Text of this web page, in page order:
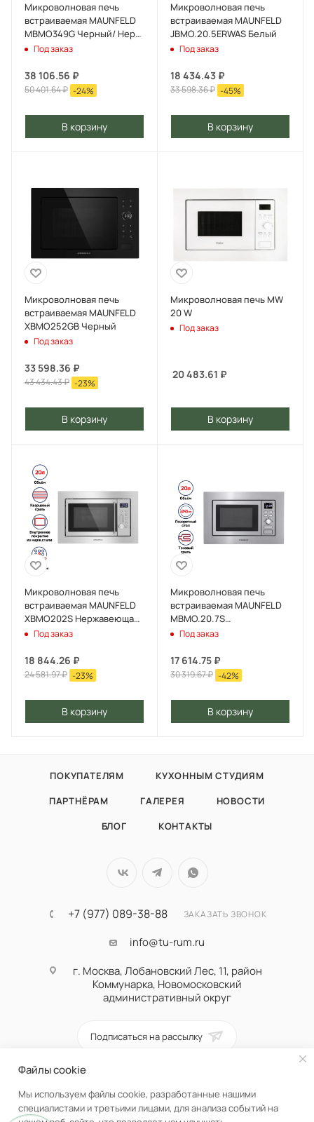
Микроволновая печь
встраиваемая MAUNFELD
MBMO349G Черный/ Нерж.
сталь
Под заказ
38 106.56 ₽
50 401.64₽ -24%
В корзину
Микроволновая печь
встраиваемая MAUNFELD
JBMO.20.5ERWAS Белый
Под заказ
18 434.43 ₽
33 598.36₽ -45%
В корзину
Микроволновая печь
встраиваемая MAUNFELD
XBMO252GB Черный
Под заказ
33 598.36 ₽
43 434.43₽ -23%
В корзину
Микроволновая печь MW
20 W
Под заказ
20 483.61 ₽
В корзину
Микроволновая печь
встраиваемая MAUNFELD
XBMO202S Нержавеющая
сталь
Под заказ
18 844.26 ₽
24 581.97₽ -23%
В корзину
Микроволновая печь
встраиваемая MAUNFELD
MBMO.20.7S
Нержавеющая сталь
Под заказ
17 614.75 ₽
30 319.67₽ -42%
В корзину
ПОКУПАТЕЛЯМ
КУХОННЫМ СТУДИЯМ
ПАРТНЁРАМ
ГАЛЕРЕЯ
НОВОСТИ
БЛОГ
КОНТАКТЫ
+7 (977) 089-38-88 ЗАКАЗАТЬ ЗВОНОК
info@tu-rum.ru
г. Москва, Лобановский Лес, 11, район
Коммунарка, Новомосковский
административный округ
Подписаться на рассылку
Файлы cookie
Мы используем файлы cookie, разработанные нашими
специалистами и третьими лицами, для анализа событий на